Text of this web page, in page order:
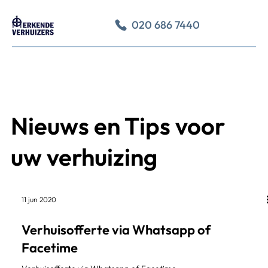
020 686 7440
Nieuws en Tips voor
uw verhuizing
11 jun 2020
Verhuisofferte via Whatsapp of
Facetime